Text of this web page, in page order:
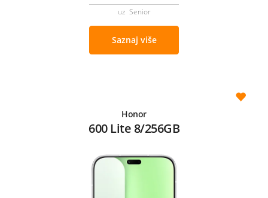
uz Senior
Saznaj više
Honor
600 Lite 8/256GB